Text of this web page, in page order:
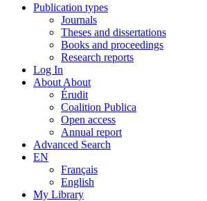
Publication types
Journals
Theses and dissertations
Books and proceedings
Research reports
Log In
About About
Érudit
Coalition Publica
Open access
Annual report
Advanced Search
EN
Français
English
My Library